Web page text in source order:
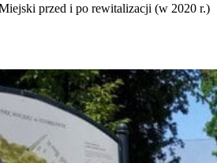
przed i po rewitalizacji (w 2020 r.)